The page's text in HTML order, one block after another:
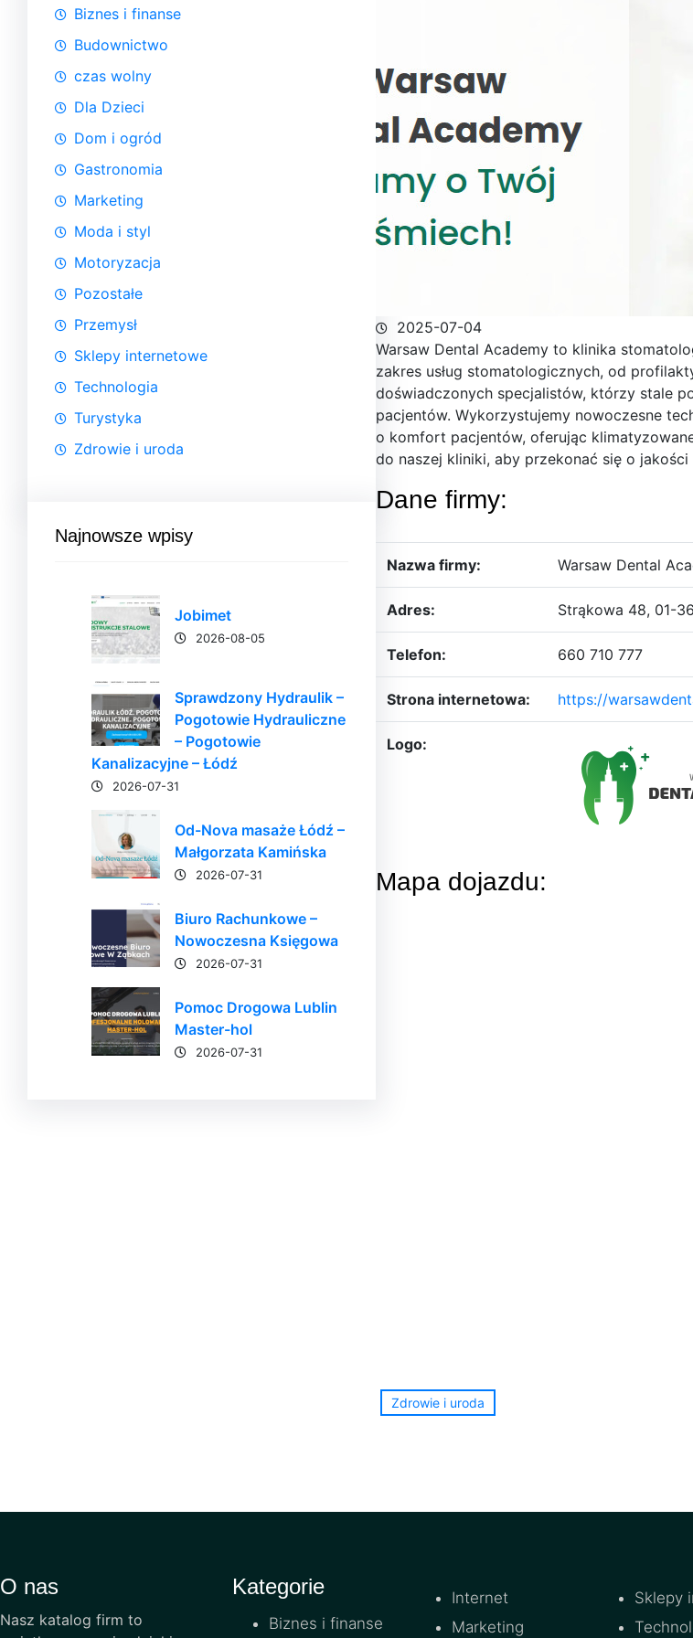
Biznes i finanse
Budownictwo
czas wolny
Dla Dzieci
Dom i ogród
Gastronomia
Marketing
Moda i styl
Motoryzacja
Pozostałe
Przemysł
Sklepy internetowe
Technologia
Turystyka
Zdrowie i uroda
Najnowsze wpisy
Jobimet
2026-08-05
Sprawdzony Hydraulik –
Pogotowie Hydrauliczne
– Pogotowie
Kanalizacyjne – Łódź
2026-07-31
Od-Nova masaże Łódź –
Małgorzata Kamińska
2026-07-31
Biuro Rachunkowe –
Nowoczesna Księgowa
2026-07-31
Pomoc Drogowa Lublin
Master-hol
2026-07-31
2025-07-04
Warsaw Dental Academy to klinika
zakres usług stomatologicznych, od
doświadczonych specjalistów, którzy stale
pacjentów. Wykorzystujemy nowoczesne
o komfort pacjentów, oferując
do naszej kliniki, aby przekonać się o jakości
Dane firmy:
Nazwa firmy: Warsaw Dental
Adres: Strąkowa 48, 01-
Telefon: 660 710 777
Strona internetowa: https://
Logo:
Mapa dojazdu:
Zdrowie i uroda
O nas
Nasz katalog firm to
Kategorie
Biznes i finanse
Internet
Marketing
Sklepy